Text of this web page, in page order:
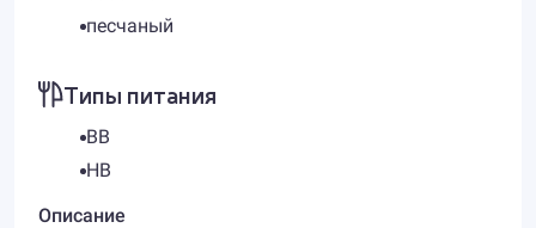
песчаный
Типы питания
BB
HB
Описание